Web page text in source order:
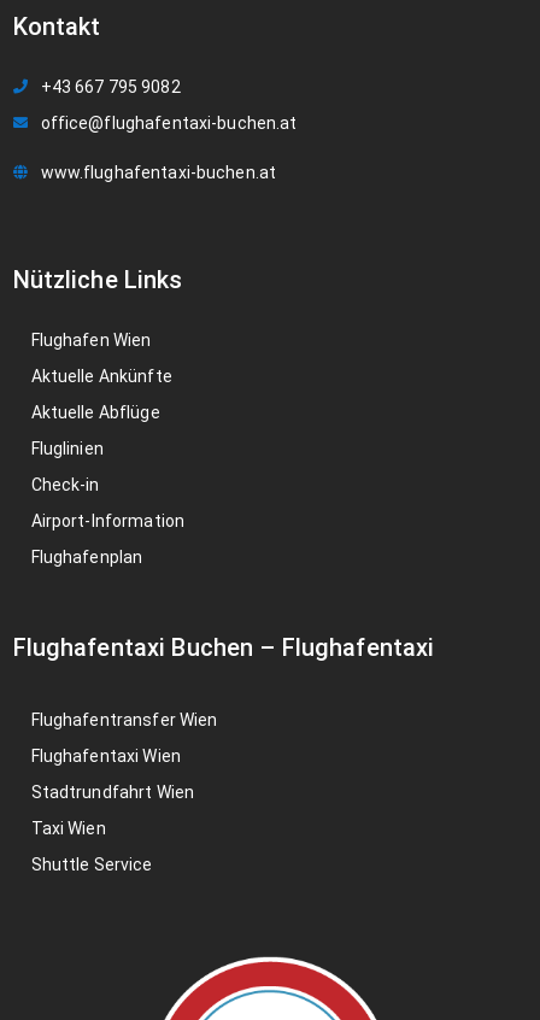
Kontakt
+43 667 795 9082
office@flughafentaxi-buchen.at
www.flughafentaxi-buchen.at
Nützliche Links
Flughafen Wien
Aktuelle Ankünfte
Aktuelle Abflüge
Fluglinien
Check-in
Airport-Information
Flughafenplan
Flughafentaxi Buchen – Flughafentaxi
Flughafentransfer Wien
Flughafentaxi Wien
Stadtrundfahrt Wien
Taxi Wien
Shuttle Service